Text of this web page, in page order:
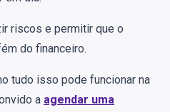
riscos e permitir que o
do financeiro.
tudo isso pode funcionar na
a agendar uma